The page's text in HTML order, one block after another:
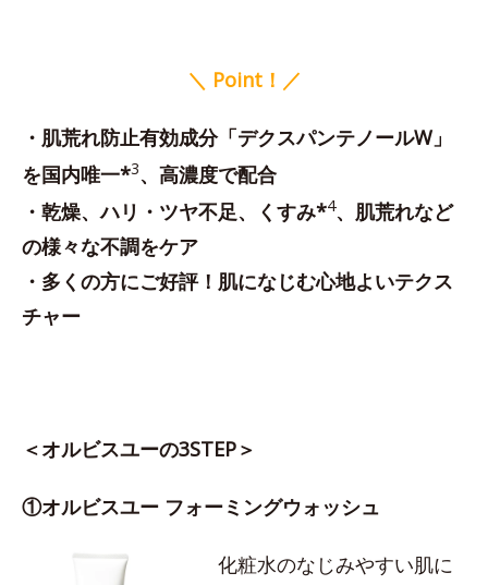
＼ Point！／
・肌荒れ防止有効成分「デクスパンテノールW」
を国内唯一*3、高濃度で配合
・乾燥、ハリ・ツヤ不足、くすみ*4、肌荒れなど
の様々な不調をケア
・多くの方にご好評！肌になじむ心地よいテクス
チャー
＜オルビスユーの3STEP＞
①オルビスユー フォーミングウォッシュ
化粧水のなじみやすい肌に